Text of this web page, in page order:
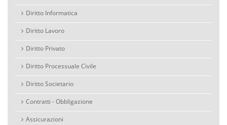
Diritto Informatica
Diritto Lavoro
Diritto Privato
Diritto Processuale Civile
Diritto Societario
Contratti - Obbligazione
Assicurazioni